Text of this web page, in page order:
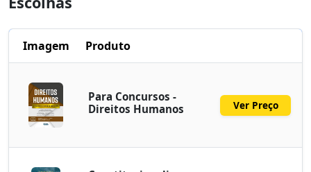
Imagem Produto
Para Concursos -
Direitos Humanos
Ver Preço